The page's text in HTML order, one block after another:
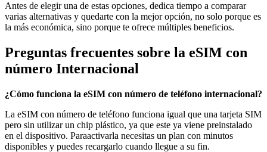
Antes de elegir una de estas opciones, dedica tiempo a comparar
varias alternativas y quedarte con la mejor opción, no solo porque es
la más económica, sino porque te ofrece múltiples beneficios.
Preguntas frecuentes sobre la eSIM con
número Internacional
¿Cómo funciona la eSIM con número de teléfono internacional?
La eSIM con número de teléfono funciona igual que una tarjeta SIM
pero sin utilizar un chip plástico, ya que este ya viene preinstalado
en el dispositivo. Paraactivarla necesitas un plan con minutos
disponibles y puedes recargarlo cuando llegue a su fin.